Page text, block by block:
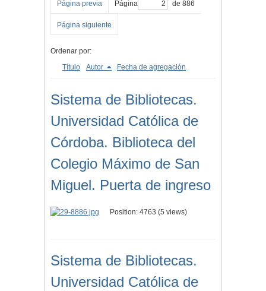
Página previa Página de 886
Página siguiente
Ordenar por:
Título
Autor Fecha de agregación
Sistema de Bibliotecas.
Universidad Católica de
Córdoba. Biblioteca del
Colegio Máximo de San
Miguel. Puerta de ingreso
Position: 4763 (5 views)
Sistema de Bibliotecas.
Universidad Católica de